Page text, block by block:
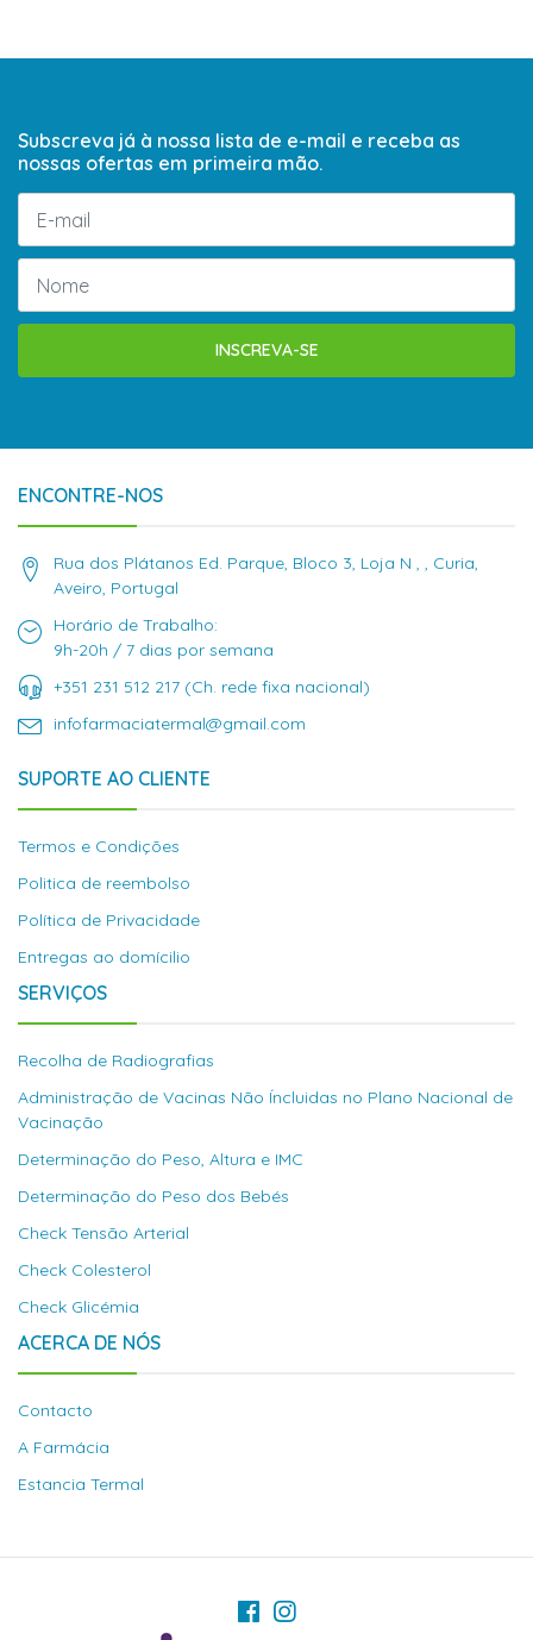
Subscreva já à nossa lista de e-mail e receba as
nossas ofertas em primeira mão.
INSCREVA-SE
ENCONTRE-NOS
Rua dos Plátanos Ed. Parque, Bloco 3, Loja N , , Curia,
Aveiro, Portugal
Horário de Trabalho:
9h-20h / 7 dias por semana
+351 231 512 217 (Ch. rede fixa nacional)
infofarmaciatermal@gmail.com
SUPORTE AO CLIENTE
Termos e Condições
Politica de reembolso
Política de Privacidade
Entregas ao domícilio
SERVIÇOS
Recolha de Radiografias
Administração de Vacinas Não Íncluidas no Plano Nacional de
Vacinação
Determinação do Peso, Altura e IMC
Determinação do Peso dos Bebés
Check Tensão Arterial
Check Colesterol
Check Glicémia
ACERCA DE NÓS
Contacto
A Farmácia
Estancia Termal